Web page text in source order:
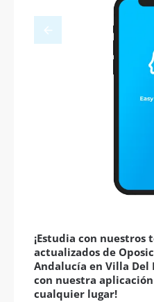
¡Estudia con nuestros
actualizados de
Andalucía en Villa Del
con nuestra
cualquier lugar!